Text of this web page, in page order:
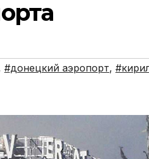
#донецкий аэропорт,